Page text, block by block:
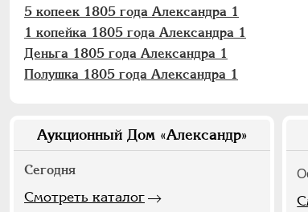
5 копеек 1805 года Александра 1
1 копейка 1805 года Александра 1
Деньга 1805 года Александра 1
Полушка 1805 года Александра 1
Аукционный Дом «Александр»
Сегодня
Смотреть каталог